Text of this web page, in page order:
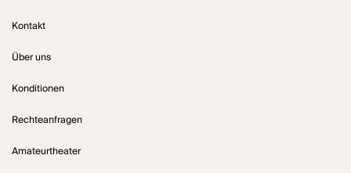
Kontakt
Über uns
Konditionen
Rechteanfragen
Amateurtheater